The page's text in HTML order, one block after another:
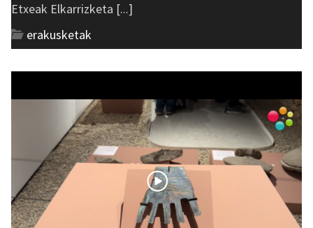
Etxeak Elkarrizketa [...]
erakusketak